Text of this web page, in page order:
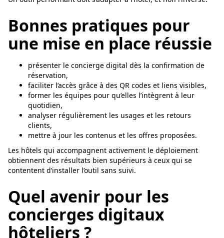
Bonnes pratiques pour
une mise en place réussie
présenter le concierge digital dès la confirmation de
réservation,
faciliter l’accès grâce à des QR codes et liens visibles,
former les équipes pour qu’elles l’intègrent à leur
quotidien,
analyser régulièrement les usages et les retours
clients,
mettre à jour les contenus et les offres proposées.
Les hôtels qui accompagnent activement le déploiement
obtiennent des résultats bien supérieurs à ceux qui se
contentent d’installer l’outil sans suivi.
Quel avenir pour les
concierges digitaux
hôteliers ?